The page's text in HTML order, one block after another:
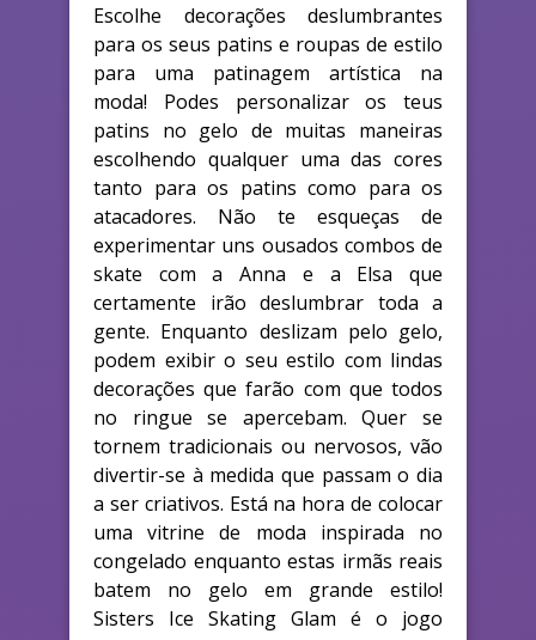
Escolhe decorações deslumbrantes
para os seus patins e roupas de estilo
para uma patinagem artística na
moda! Podes personalizar os teus
patins no gelo de muitas maneiras
escolhendo qualquer uma das cores
tanto para os patins como para os
atacadores. Não te esqueças de
experimentar uns ousados combos de
skate com a Anna e a Elsa que
certamente irão deslumbrar toda a
gente. Enquanto deslizam pelo gelo,
podem exibir o seu estilo com lindas
decorações que farão com que todos
no ringue se apercebam. Quer se
tornem tradicionais ou nervosos, vão
divertir-se à medida que passam o dia
a ser criativos. Está na hora de colocar
uma vitrine de moda inspirada no
congelado enquanto estas irmãs reais
batem no gelo em grande estilo!
Sisters Ice Skating Glam é o jogo